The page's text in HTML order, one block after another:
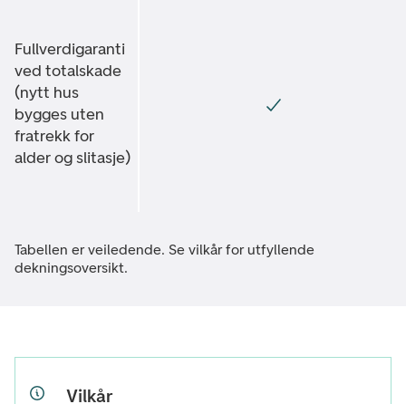
Fullverdigaranti
ved totalskade
(nytt hus
bygges uten
fratrekk for
alder og slitasje)
Tabellen er veiledende. Se vilkår for utfyllende
dekningsoversikt.
Vilkår